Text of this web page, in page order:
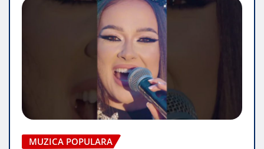
MUZICA POPULARA